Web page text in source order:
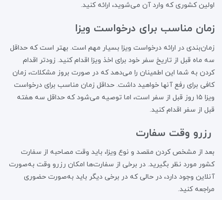
اولین کشوری که وارد آن می‌شوید، ارائه کنید.
زمان مناسب برای درخواست ویزا
زمان‌بندی در ارائه درخواست ویزا بسیار مهم است. بهتر است که حداقل
سه ماه قبل از تاریخ سفر خود برای اخذ ویزا اقدام کنید. زودتر اقدام
کردن به شما این اطمینان را می‌دهد که در صورت بروز مشکلات، زمان
کافی برای رفع آنها خواهید داشت. حداقل زمان مناسب برای درخواست
ویزا ۱۵ روز قبل از سفر است، اما توصیه می‌شود که حداقل سه هفته
قبل از سفر اقدام کنید.
رزرو وقت سفارت
بعد از مشخص کردن مقصد و نوع ویزا، باید وقت مصاحبه از سفارت
کشور مورد نظر بگیرید. در برخی از سفارت‌ها امکان رزرو وقت به‌صورت
آنلاین وجود دارد، در حالی که در برخی دیگر باید به‌صورت حضوری
مراجعه کنید.